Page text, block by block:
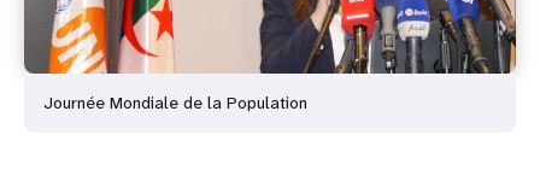
Journée Mondiale de la Population